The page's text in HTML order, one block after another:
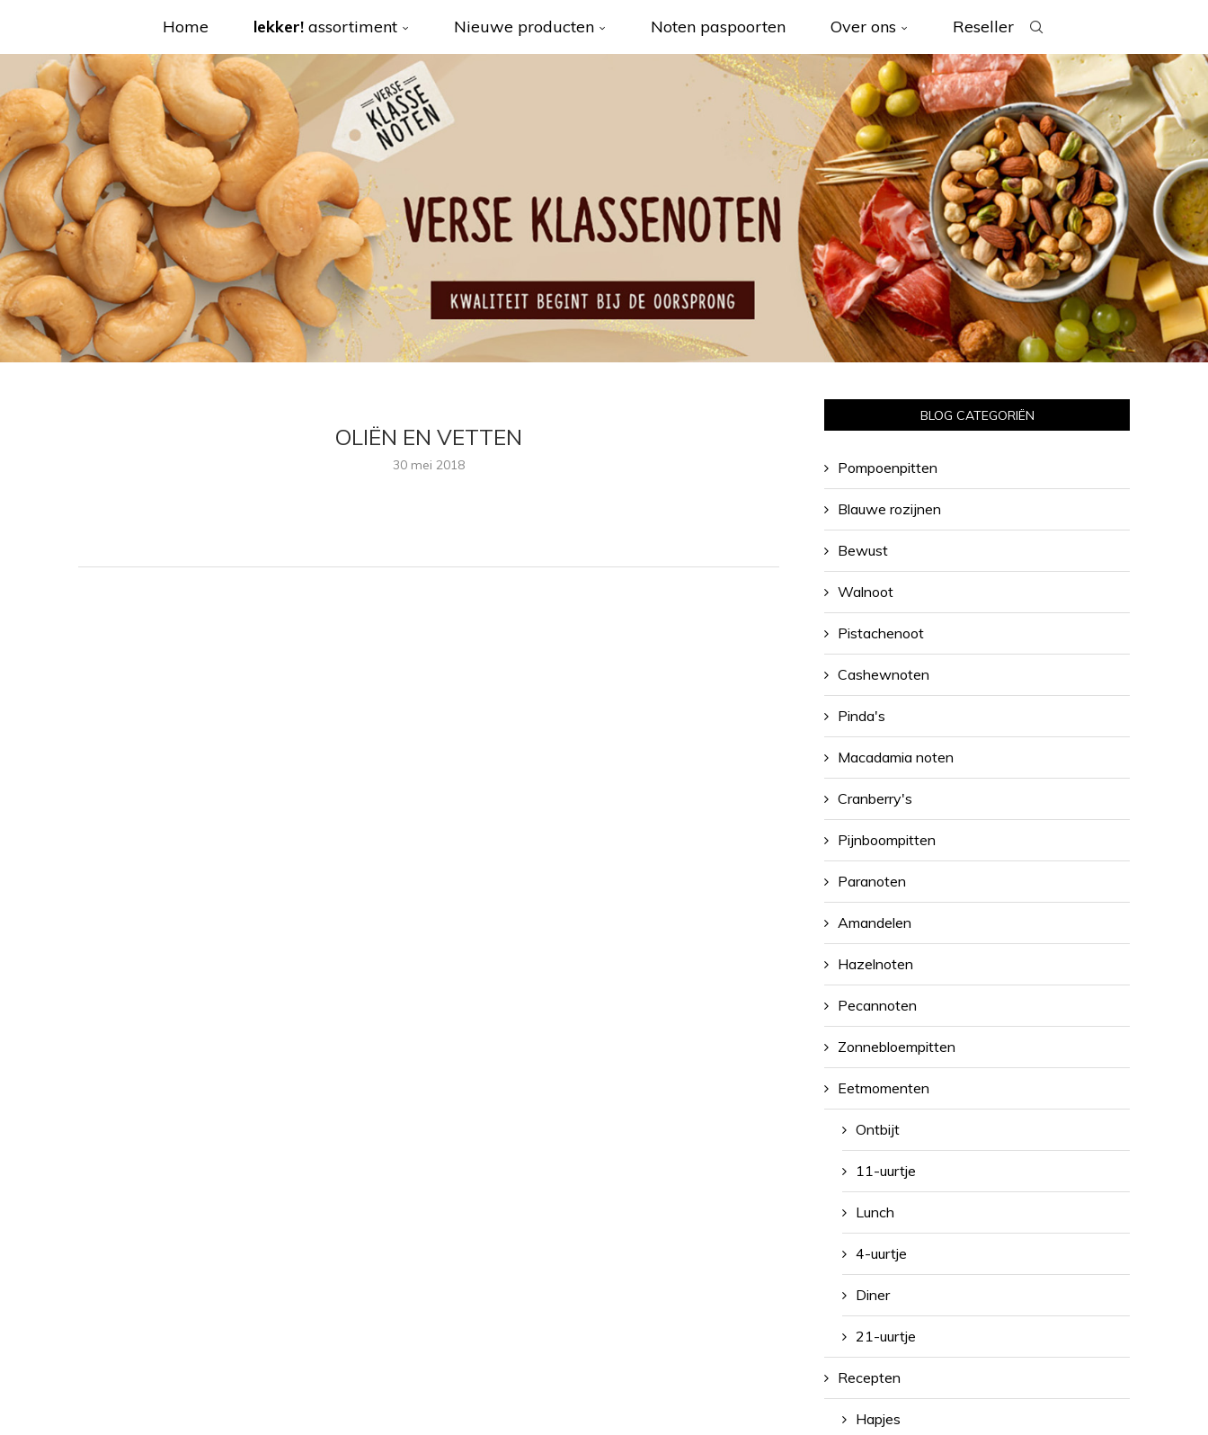
Home lekker! assortiment Nieuwe producten Noten paspoorten Over ons Reseller
OLIËN EN VETTEN
30 mei 2018
BLOG CATEGORIËN
Pompoenpitten
Blauwe rozijnen
Bewust
Walnoot
Pistachenoot
Cashewnoten
Pinda's
Macadamia noten
Cranberry's
Pijnboompitten
Paranoten
Amandelen
Hazelnoten
Pecannoten
Zonnebloempitten
Eetmomenten
Ontbijt
11-uurtje
Lunch
4-uurtje
Diner
21-uurtje
Recepten
Hapjes